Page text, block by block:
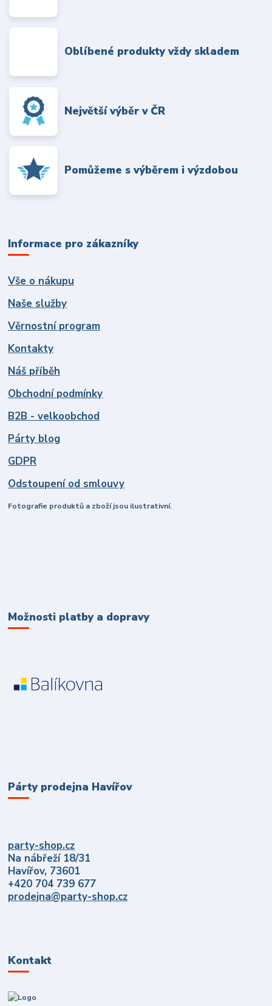
Oblíbené produkty vždy skladem
Největší výběr v ČR
Pomůžeme s výběrem i výzdobou
Informace pro zákazníky
Vše o nákupu
Naše služby
Věrnostní program
Kontakty
Náš příběh
Obchodní podmínky
B2B - velkoobchod
Párty blog
GDPR
Odstoupení od smlouvy
Fotografie produktů a zboží jsou ilustrativní.
Možnosti platby a dopravy
Párty prodejna Havířov
party-shop.cz
Na nábřeží 18/31
Havířov, 73601
+420 704 739 677
prodejna@party-shop.cz
Kontakt